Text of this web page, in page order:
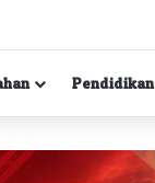
Pendidikan